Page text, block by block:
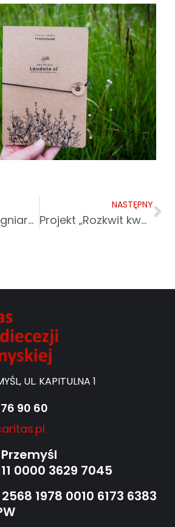
Centrum Pielęgniarstwa Rodzinnego w Bukowsku
NASTĘPNY
Projekt „Rozkwit kwalifikacji zawodowych osób dorosłych”
UL. KAPITULNA 1
90 60
Przemyśl
0000 3629 7045
2568 1978 0010 6173 6383